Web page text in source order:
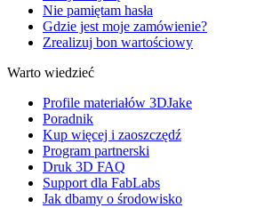
Nie pamiętam hasła
Gdzie jest moje zamówienie?
Zrealizuj bon wartościowy
Warto wiedzieć
Profile materiałów 3DJake
Poradnik
Kup więcej i zaoszczędź
Program partnerski
Druk 3D FAQ
Support dla FabLabs
Jak dbamy o środowisko